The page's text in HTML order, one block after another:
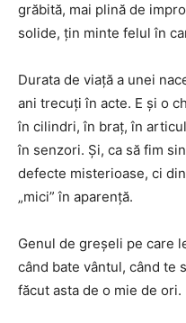
grăbită, mai plină de
solide, țin minte felul în
Durata de viață a unei
ani trecuți în acte. E și o
în cilindri, în braț, în
în senzori. Și, ca să fim
defecte misterioase, ci
„mici” în aparență.
Genul de greșeli pe care
când bate vântul, când te
făcut asta de o mie de ori.